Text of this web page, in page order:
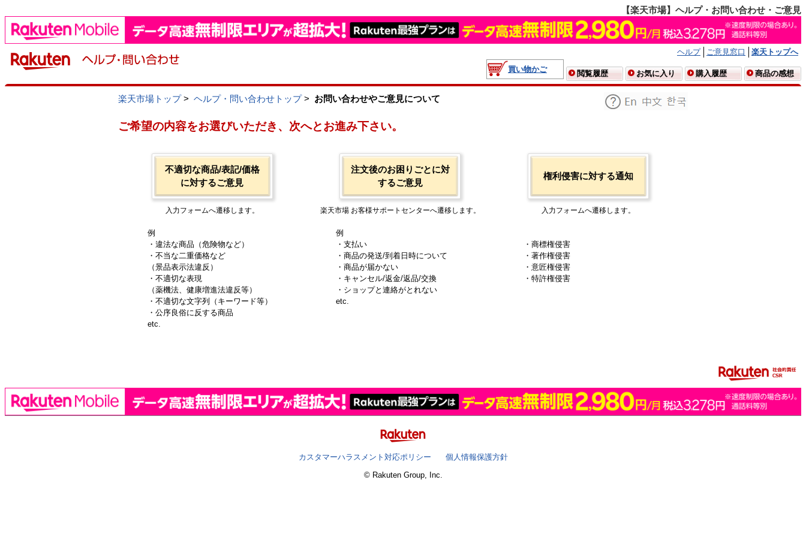
【楽天市場】ヘルプ・お問い合わせ・ご意見
ヘルプ ご意見窓口
楽天トップへ
買い物かご
閲覧履歴 お気に入り 購入履歴 商品の感想
楽天市場トップ> ヘルプ・問い合わせトップ> お問い合わせやご意見について
ご希望の内容をお選びいただき、次へとお進み下さい。
不適切な商品/表記/価格
に対するご意見
入力フォームへ遷移します。
例
・違法な商品（危険物など）
・不当な二重価格など
（景品表示法違反）
・不適切な表現
（薬機法、健康増進法違反等）
・不適切な文字列（キーワード等）
・公序良俗に反する商品
etc.
注文後のお困りごとに対
するご意見
楽天市場 お客様サポートセンターへ遷移します。
例
・支払い
・商品の発送/到着日時について
・商品が届かない
・キャンセル/返金/返品/交換
・ショップと連絡がとれない
etc.
権利侵害に対する通知
入力フォームへ遷移します。
・商標権侵害
・著作権侵害
・意匠権侵害
・特許権侵害
カスタマーハラスメント対応ポリシー
個人情報保護方針
© Rakuten Group, Inc.